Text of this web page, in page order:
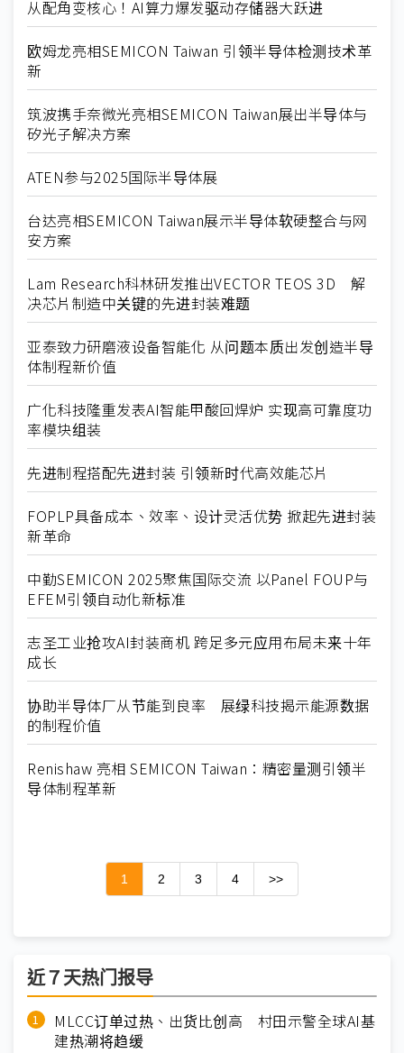
从配角变核心！AI算力爆发驱动存储器大跃进
欧姆龙亮相SEMICON Taiwan 引领半导体检测技术革
新
筑波携手奈微光亮相SEMICON Taiwan展出半导体与
矽光子解决方案
ATEN参与2025国际半导体展
台达亮相SEMICON Taiwan展示半导体软硬整合与网
安方案
Lam Research科林研发推出VECTOR TEOS 3D 解
决芯片制造中关键的先进封装难题
亚泰致力研磨液设备智能化 从问题本质出发创造半导
体制程新价值
广化科技隆重发表AI智能甲酸回焊炉 实现高可靠度功
率模块组装
先进制程搭配先进封装 引领新时代高效能芯片
FOPLP具备成本、效率、设计灵活优势 掀起先进封装
新革命
中勤SEMICON 2025聚焦国际交流 以Panel FOUP与
EFEM引领自动化新标准
志圣工业抢攻AI封装商机 跨足多元应用布局未来十年
成长
协助半导体厂从节能到良率 展绿科技揭示能源数据
的制程价值
Renishaw 亮相 SEMICON Taiwan：精密量测引领半
导体制程革新
1 2 3 4 >>
近７天热门报导
MLCC订单过热、出货比创高 村田示警全球AI基
建热潮将趋缓